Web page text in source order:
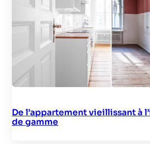
De l’appartement vieillissant à
de gamme